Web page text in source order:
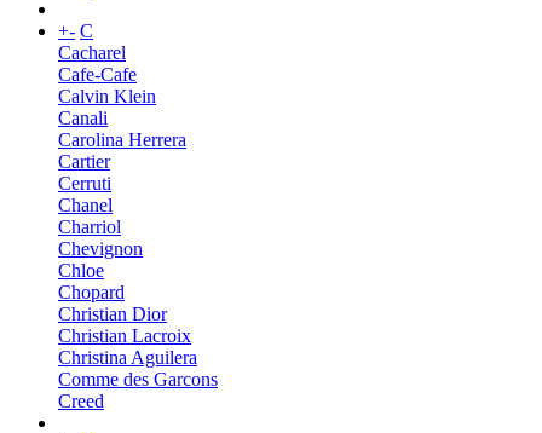
+- C
Cacharel
Cafe-Cafe
Calvin Klein
Canali
Carolina Herrera
Cartier
Cerruti
Chanel
Charriol
Chevignon
Chloe
Chopard
Christian Dior
Christian Lacroix
Christina Aguilera
Comme des Garcons
Creed